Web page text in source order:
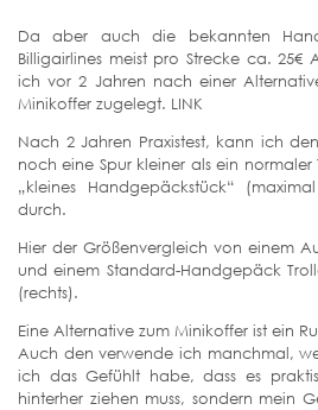
Da aber auch die bekannten
Billigairlines meist pro Strecke ca. 25€
ich vor 2 Jahren nach einer
Minikoffer zugelegt. LINK
Nach 2 Jahren Praxistest, kann ich
noch eine Spur kleiner als ein
„kleines Handgepäckstück“
durch.
Hier der Größenvergleich von einem
und einem Standard-Handgepäck
(rechts).
Eine Alternative zum Minikoffer ist ein
Auch den verwende ich manchmal,
ich das Gefühlt habe, dass es
hinterher ziehen muss, sondern mein